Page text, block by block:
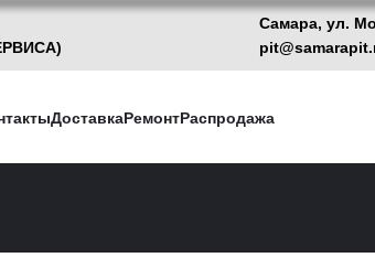
Самара, ул.
ДоставкаРемонтРаспродажа